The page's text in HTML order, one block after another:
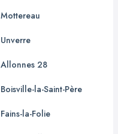
Mottereau
Unverre
Allonnes 28
Boisville-la-Saint-Père
Fains-la-Folie